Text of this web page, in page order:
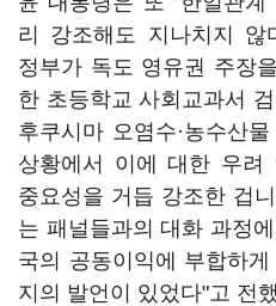
리 강조해도 지나치지 않
정부가 독도 영유권 주장
한 초등학교 사회교과서
후쿠시마 오염수·농수산
상황에서 이에 대한 우려
중요성을 거듭 강조한 겁
는 패널들과의 대화 과정
국의 공동이익에 부합하
지의 발언이 있었다"고 전